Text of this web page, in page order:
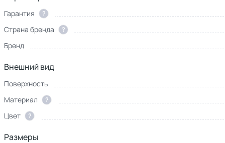
Гарантия ?
Страна бренда ?
Бренд
Внешний вид
Поверхность
Материал
?
Цвет ?
Размеры